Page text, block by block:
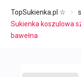
TopSukienka.pl ☆
Sukienka koszulowa
bawełna